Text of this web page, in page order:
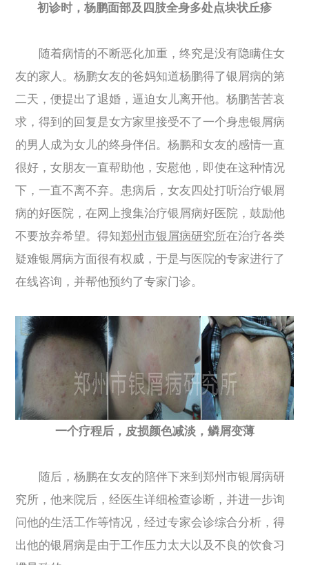
初诊时，杨鹏面部及四肢全身多处点块状丘疹
随着病情的不断恶化加重，终究是没有隐瞒住女
友的家人。杨鹏女友的爸妈知道杨鹏得了银屑病的第
二天，便提出了退婚，逼迫女儿离开他。杨鹏苦苦哀
求，得到的回复是女方家里接受不了一个身患银屑病
的男人成为女儿的终身伴侣。杨鹏和女友的感情一直
很好，女朋友一直帮助他，安慰他，即使在这种情况
下，一直不离不弃。患病后，女友四处打听治疗银屑
病的好医院，在网上搜集治疗银屑病好医院，鼓励他
不要放弃希望。得知郑州市银屑病研究所在治疗各类
疑难银屑病方面很有权威，于是与医院的专家进行了
在线咨询，并帮他预约了专家门诊。
一个疗程后，皮损颜色减淡，鳞屑变薄
随后，杨鹏在女友的陪伴下来到郑州市银屑病研
究所，他来院后，经医生详细检查诊断，并进一步询
问他的生活工作等情况，经过专家会诊综合分析，得
出他的银屑病是由于工作压力太大以及不良的饮食习